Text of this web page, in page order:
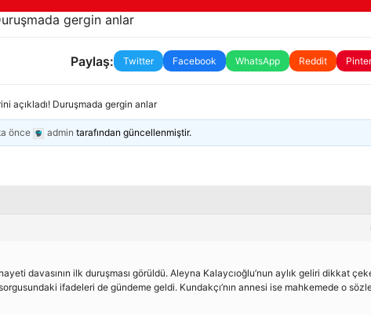
Paylaş: Twitter Facebook WhatsApp Reddit
açıkladı! Duruşmada gergin anlar
önce admin tarafından güncellenmiştir.
davasının ilk duruşması görüldü. Aleyna Kalaycıoğlu’nun aylık geliri dikkat
ifadeleri de gündeme geldi. Kundakçı’nın annesi ise mahkemede o